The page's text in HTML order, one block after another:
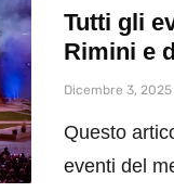
Tutti gli
Rimini e
Dicembre 3, 2025
Questo
eventi del